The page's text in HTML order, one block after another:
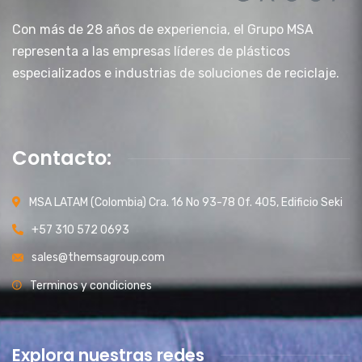
Con más de 28 años de experiencia, el Grupo MSA
representa a las empresas líderes de plásticos
especializados e industrias de soluciones de reciclaje.
Contacto:
MSA LATAM (Colombia) Cra. 16 No 93-78 Of. 405, Edificio Seki
+57 310 572 0693
sales@themsagroup.com
Terminos y condiciones
Explora nuestras redes